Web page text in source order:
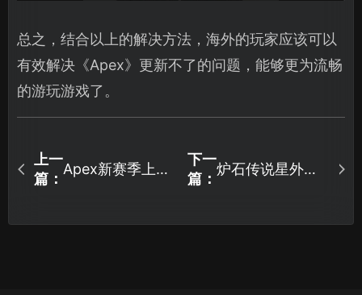
总之，结合以上的解决方法，海外的玩家应该可以
有效解决《Apex》更新不了的问题，能够更为流畅
的游玩游戏了。
上一
篇：
Apex新赛季上
下一
篇：
炉石传说星外暗